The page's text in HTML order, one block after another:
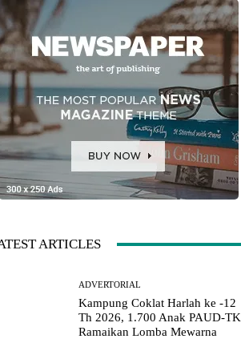
ARTICLES
ADVERTORIAL
Kampung Coklat Harlah ke -12
Th 2026, 1.700 Anak PAUD-TK
Ramaikan Lomba Mewarna